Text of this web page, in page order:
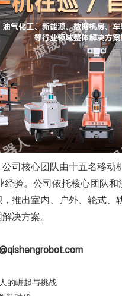
公司核心团队由十五名移动
验。公司依托核心团队
推出室内、户外、轮式、
决方案。
的崛起与挑战